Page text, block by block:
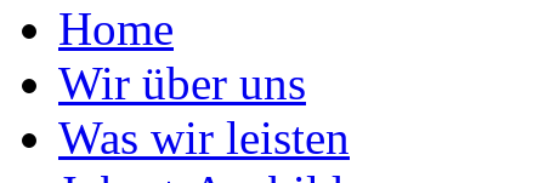
Home
Wir über uns
Was wir leisten